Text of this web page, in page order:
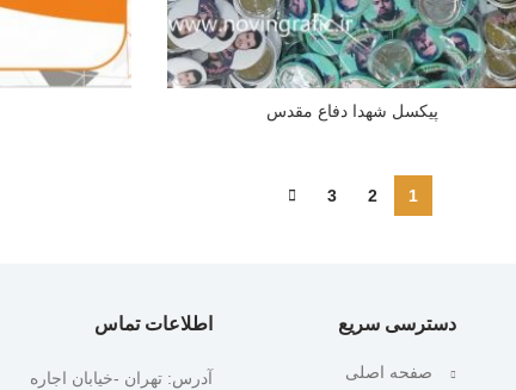
پیکسل شهدا دفاع مقدس
1
2
3
دسترسی سریع
صفحه اصلی
اطلاعات تماس
آدرس: تهران -خیابان اجاره